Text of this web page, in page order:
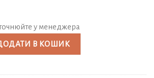
у менеджера
ліве (ПП) кількість
В КОШИК